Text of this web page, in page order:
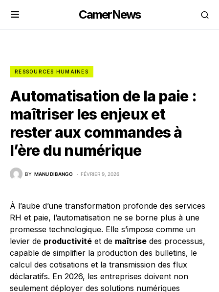
CamerNews
RESSOURCES HUMAINES
Automatisation de la paie :
maîtriser les enjeux et
rester aux commandes à
l’ère du numérique
BY MANU DIBANGO FÉVRIER 9, 2026
À l’aube d’une transformation profonde des services
RH et paie, l’automatisation ne se borne plus à une
promesse technologique. Elle s’impose comme un
levier de productivité et de maîtrise des processus,
capable de simplifier la production des bulletins, le
calcul des cotisations et la transmission des flux
déclaratifs. En 2026, les entreprises doivent non
seulement déployer des solutions numériques